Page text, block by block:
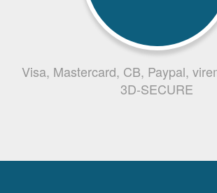
Visa, Mastercard, CB, Paypal,
3D-SECURE